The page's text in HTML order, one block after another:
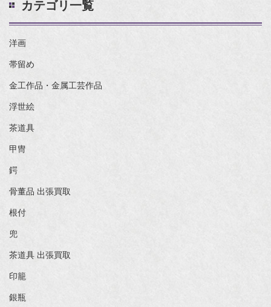
カテゴリ一覧
洋画
帯留め
金工作品・金属工芸作品
浮世絵
茶道具
甲冑
鍔
骨董品 出張買取
根付
兜
茶道具 出張買取
印籠
銀瓶